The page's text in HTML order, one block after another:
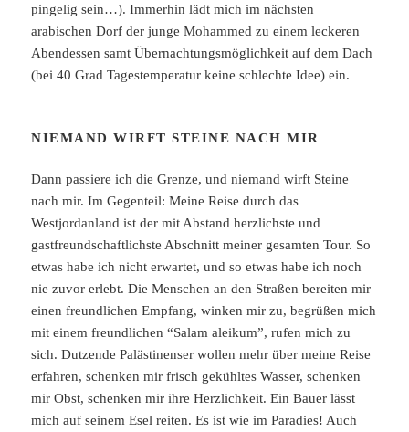
pingelig sein…). Immerhin lädt mich im nächsten
arabischen Dorf der junge Mohammed zu einem leckeren
Abendessen samt Übernachtungsmöglichkeit auf dem Dach
(bei 40 Grad Tagestemperatur keine schlechte Idee) ein.
NIEMAND WIRFT STEINE NACH MIR
Dann passiere ich die Grenze, und niemand wirft Steine
nach mir. Im Gegenteil: Meine Reise durch das
Westjordanland ist der mit Abstand herzlichste und
gastfreundschaftlichste Abschnitt meiner gesamten Tour. So
etwas habe ich nicht erwartet, und so etwas habe ich noch
nie zuvor erlebt. Die Menschen an den Straßen bereiten mir
einen freundlichen Empfang, winken mir zu, begrüßen mich
mit einem freundlichen “Salam aleikum”, rufen mich zu
sich. Dutzende Palästinenser wollen mehr über meine Reise
erfahren, schenken mir frisch gekühltes Wasser, schenken
mir Obst, schenken mir ihre Herzlichkeit. Ein Bauer lässt
mich auf seinem Esel reiten. Es ist wie im Paradies! Auch